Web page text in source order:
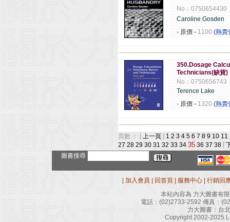
No：0750654430
Caroline Gosden
- 原價 - 1100 (熱賣
350.Dosage
Technicians(缺貨)
No：0750656743
Terence Lake
- 原價 - 1320 (熱賣
頁數 ： [ 上一頁 ] 1 2 3 4 5 6 7 8 9 10 11
27 28 29 30 31 32 33 34 35 36 37 38 [
圖書搜尋
加入會員 回首頁 服務中心
行銷回
本站內容為 力大圖書有
電話： (02)2733-2592 傳真：
力大圖書：台
Copyright 2002-2025